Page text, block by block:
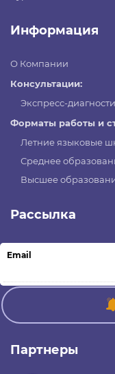
Информация
О Компании
Консультации:
Экспресс-
Форматы работы и
Летние языковые
Среднее
Высшее
Рассылка
Email
Партнеры